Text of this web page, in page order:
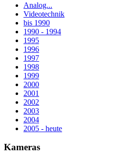
Analog...
Videotechnik
bis 1990
1990 - 1994
1995
1996
1997
1998
1999
2000
2001
2002
2003
2004
2005 - heute
Kameras